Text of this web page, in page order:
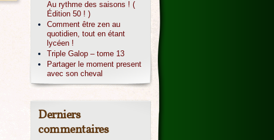
Au rythme des saisons ! (
Édition 50 ! )
Comment être zen au
quotidien, tout en étant
lycéen !
Triple Galop – tome 13
Partager le moment present
avec son cheval
Derniers
commentaires